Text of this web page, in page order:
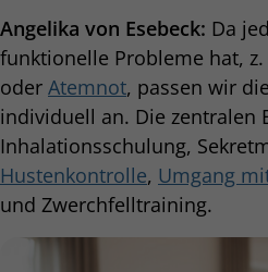
Angelika von Esebeck: Da
funktionelle Probleme hat,
oder Atemnot, passen wir
individuell an. Die zentralen
Inhalationsschulung,
Hustenkontrolle, Umgang
und Zwerchfelltraining.